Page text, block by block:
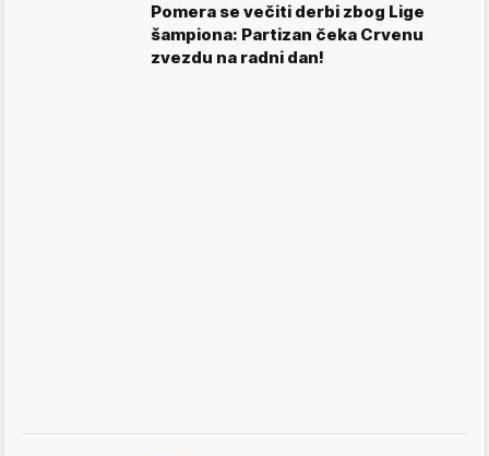
Pomera se večiti derbi zbog Lige
šampiona: Partizan čeka Crvenu
zvezdu na radni dan!